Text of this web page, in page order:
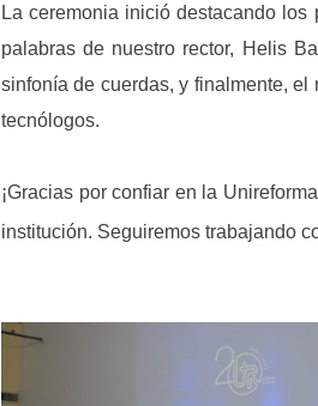
La ceremonia inició destacando
palabras de nuestro rector, Helis
sinfonía de cuerdas, y finalmente,
tecnólogos.
¡Gracias por confiar en la
institución. Seguiremos trabajando